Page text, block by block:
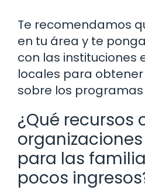
Te recomendamos
en tu área y te
con las instituciones
locales para
sobre los
¿Qué recursos
para las
pocos